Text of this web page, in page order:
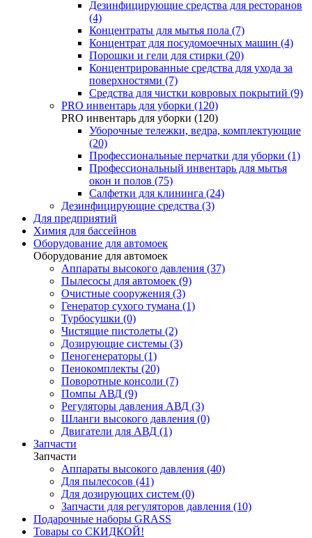
Дезинфицирующие средства для ресторанов
(4)
Концентраты для мытья пола (7)
Концентрат для посудомоечных машин (4)
Порошки и гели для стирки (20)
Концентрированные средства для ухода за
поверхностями (7)
Средства для чистки ковровых покрытий (9)
PRO инвентарь для уборки (120)
PRO инвентарь для уборки (120)
Уборочные тележки, ведра, комплектующие
(20)
Профессиональные перчатки для уборки (1)
Профессиональный инвентарь для мытья
окон и полов (75)
Салфетки для клининга (24)
Дезинфицирующие средства (3)
Для предприятий
Химия для бассейнов
Оборудование для автомоек
Оборудование для автомоек
Аппараты высокого давления (37)
Пылесосы для автомоек (9)
Очистные сооружения (3)
Генератор сухого тумана (1)
Турбосушки (0)
Чистящие пистолеты (2)
Дозирующие системы (3)
Пеногенераторы (1)
Пенокомплекты (20)
Поворотные консоли (7)
Помпы АВД (9)
Регуляторы давления АВД (3)
Шланги высокого давления (0)
Двигатели для АВД (1)
Запчасти
Запчасти
Аппараты высокого давления (40)
Для пылесосов (41)
Для дозирующих систем (0)
Запчасти для регуляторов давления (10)
Подарочные наборы GRASS
Товары со СКИДКОЙ!